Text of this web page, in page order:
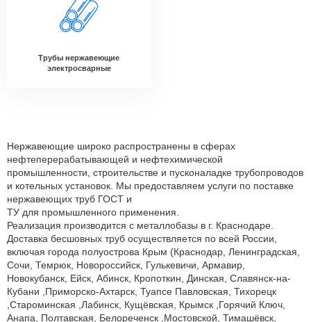
Трубы нержавеющие
электросварные
Нержавеющие широко распространены в сферах
нефтеперерабатывающей и нефтехимической
промышленности, строительстве и пусконаладке трубопроводов
и котельных установок. Мы предоставляем услуги по поставке
нержавеющих труб ГОСТ и
ТУ для промышленного применения.
Реализация производится с металлобазы в г. Краснодаре.
Доставка бесшовных труб осуществляется по всей России,
включая города полуострова Крым (Краснодар, Ленинградская,
Сочи, Темрюк, Новороссийск, Гулькевичи, Армавир,
Новокубанск, Ейск, Абинск, Кропоткин, Динская, Славянск-на-
Кубани ,Приморско-Ахтарск, Туапсе Павловская, Тихорецк
,Староминская ,Лабинск, Кущёвская, Крымск ,Горячий Ключ,
Анапа, Полтавская, Белореченск ,Мостовской, Тимашёвск,